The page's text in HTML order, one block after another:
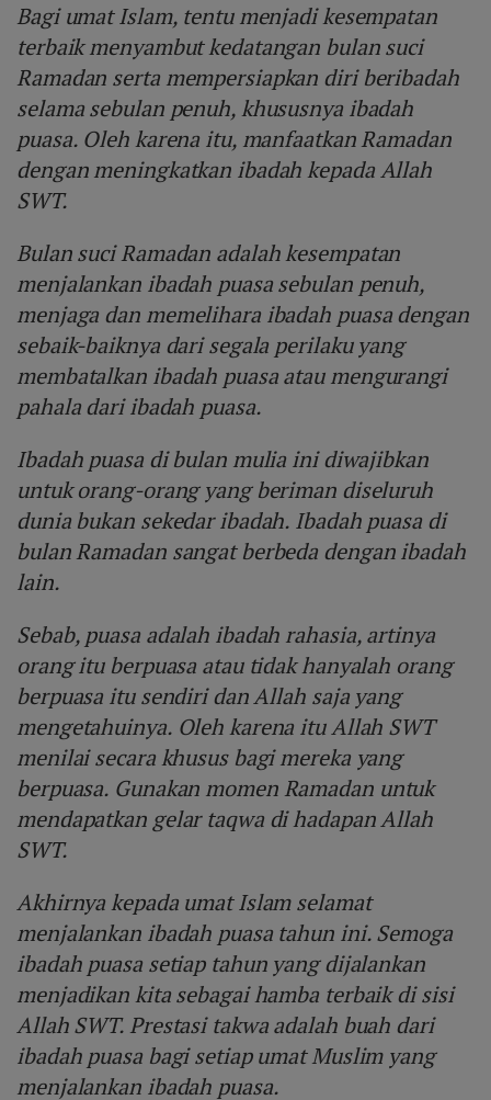
Bagi umat Islam, tentu menjadi kesempatan
terbaik menyambut kedatangan bulan suci
Ramadan serta mempersiapkan diri beribadah
selama sebulan penuh, khususnya ibadah
puasa. Oleh karena itu, manfaatkan Ramadan
dengan meningkatkan ibadah kepada Allah
SWT.
Bulan suci Ramadan adalah kesempatan
menjalankan ibadah puasa sebulan penuh,
menjaga dan memelihara ibadah puasa dengan
sebaik-baiknya dari segala perilaku yang
membatalkan ibadah puasa atau mengurangi
pahala dari ibadah puasa.
Ibadah puasa di bulan mulia ini diwajibkan
untuk orang-orang yang beriman diseluruh
dunia bukan sekedar ibadah. Ibadah puasa di
bulan Ramadan sangat berbeda dengan ibadah
lain.
Sebab, puasa adalah ibadah rahasia, artinya
orang itu berpuasa atau tidak hanyalah orang
berpuasa itu sendiri dan Allah saja yang
mengetahuinya. Oleh karena itu Allah SWT
menilai secara khusus bagi mereka yang
berpuasa. Gunakan momen Ramadan untuk
mendapatkan gelar taqwa di hadapan Allah
SWT.
Akhirnya kepada umat Islam selamat
menjalankan ibadah puasa tahun ini. Semoga
ibadah puasa setiap tahun yang dijalankan
menjadikan kita sebagai hamba terbaik di sisi
Allah SWT. Prestasi takwa adalah buah dari
ibadah puasa bagi setiap umat Muslim yang
menjalankan ibadah puasa.